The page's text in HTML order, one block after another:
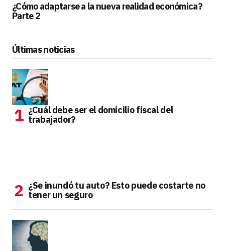
¿Cómo adaptarse a la nueva realidad económica?
Parte 2
Últimas noticias
¿Cuál debe ser el domicilio fiscal del
trabajador?
¿Se inundó tu auto? Esto puede costarte no
tener un seguro